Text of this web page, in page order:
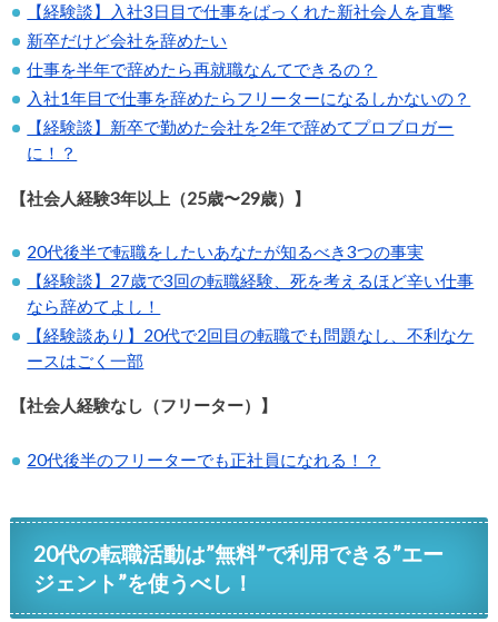
【経験談】入社3日目で仕事をばっくれた新社会人を直撃
新卒だけど会社を辞めたい
仕事を半年で辞めたら再就職なんてできるの？
入社1年目で仕事を辞めたらフリーターになるしかないの？
【経験談】新卒で勤めた会社を2年で辞めてプロブロガー
に！？
【社会人経験3年以上（25歳〜29歳）】
20代後半で転職をしたいあなたが知るべき3つの事実
【経験談】27歳で3回の転職経験、死を考えるほど辛い仕事
なら辞めてよし！
【経験談あり】20代で2回目の転職でも問題なし、不利なケ
ースはごく一部
【社会人経験なし（フリーター）】
20代後半のフリーターでも正社員になれる！？
20代の転職活動は”無料”で利用できる”エー
ジェント”を使うべし！